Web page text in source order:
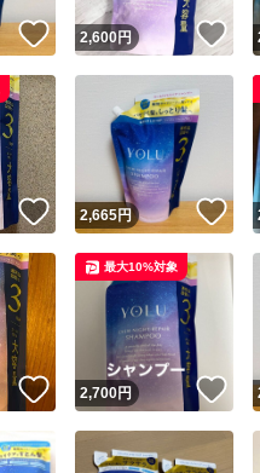
いいね！
2,600円 い
いいね！
2,665円 い
いいね！
2,700円 い
最大10%対象